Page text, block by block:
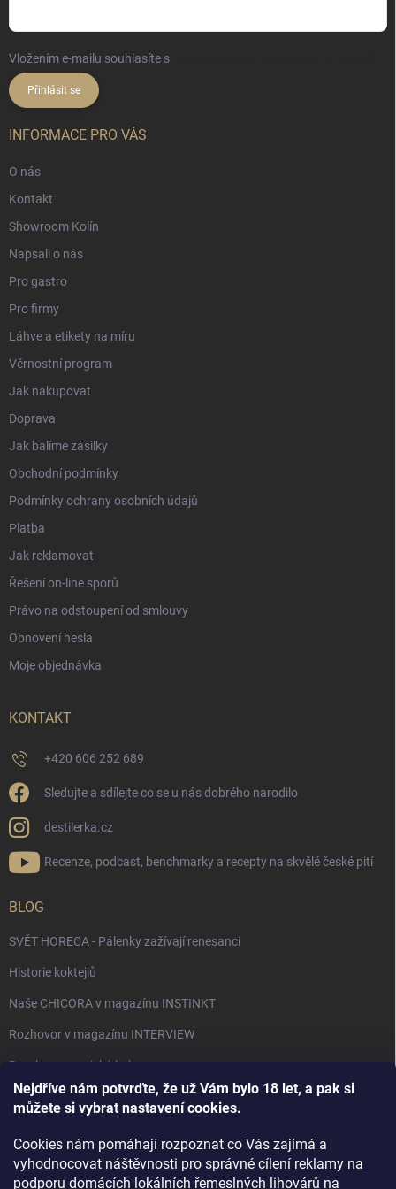
Nejdříve nám potvrďte, že už Vám bylo 18 let, a pak si
můžete si vybrat nastavení cookies.
Cookies nám pomáhají rozpoznat co Vás zajímá a
vyhodnocovat náštěvnosti pro správné cílení reklamy na
podporu domácích lokálních řemeslných lihovárů na
Vložením e-mailu souhlasíte s
Přihlásit se
INFORMACE PRO VÁS
O nás
Kontakt
Showroom Kolín
Napsali o nás
Pro gastro
Pro firmy
Láhve a etikety na míru
Věrnostní program
Jak nakupovat
Doprava
Jak balíme zásilky
Obchodní podmínky
Podmínky ochrany osobních údajů
Platba
Jak reklamovat
Řešení on-line sporů
Právo na odstoupení od smlouvy
Obnovení hesla
Moje objednávka
KONTAKT
+420 606 252 689
Sledujte a sdílejte co se u nás dobrého narodilo
destilerka.cz
Recenze, podcast, benchmarky a recepty na skvělé české pití
BLOG
SVĚT HORECA - Pálenky zažívají renesanci
Historie koktejlů
Naše CHICORA v magazínu INSTINKT
Rozhovor v magazínu INTERVIEW
Bourbon, americká krása.
Napsali v TÝDNU o naší práci
Rozhovor s DESTILERKA.CZ v magazínu DRINKING-CAT